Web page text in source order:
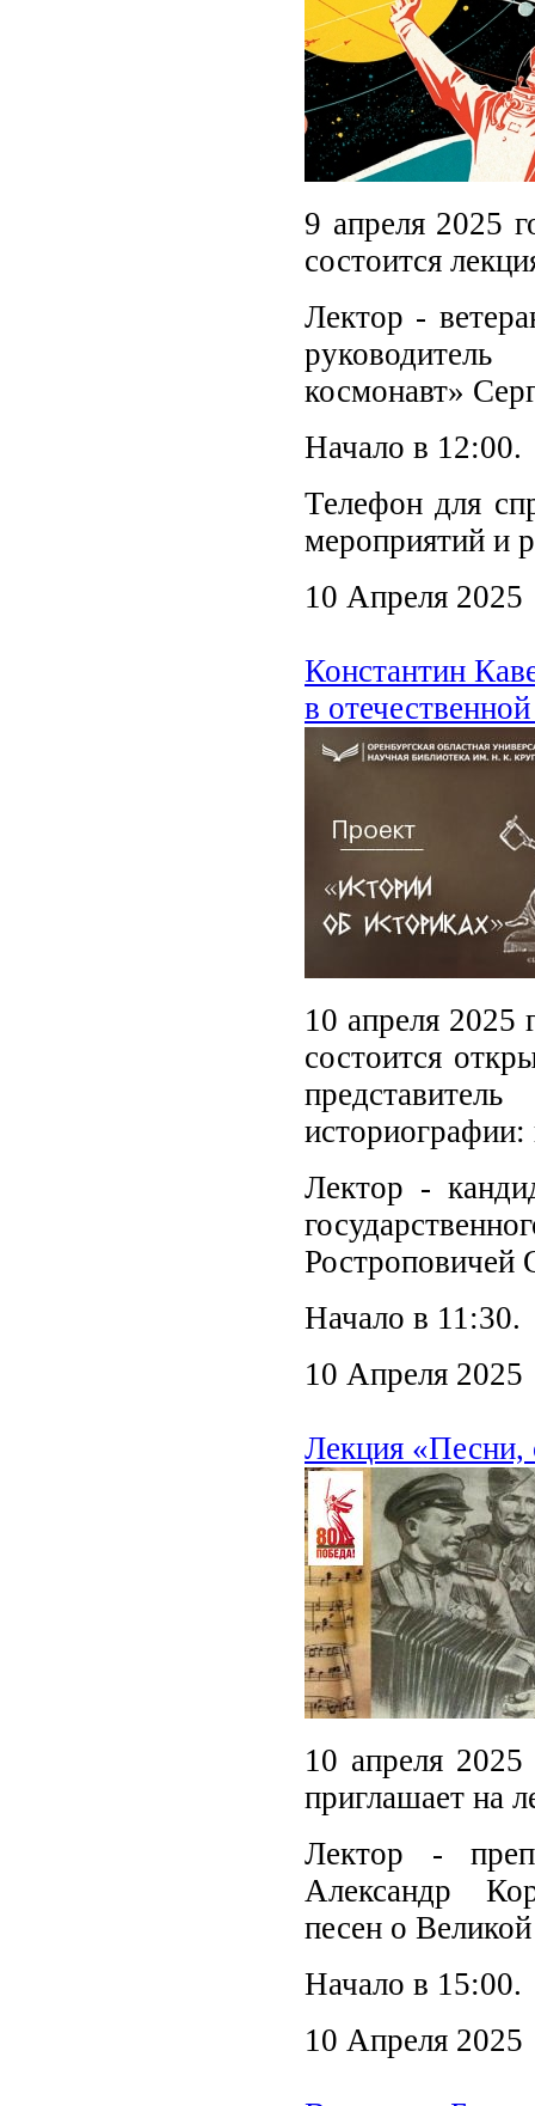
9 апреля 2025
состоится
Лектор -
космонавт»
Начало в 12:00.
Телефон для
мероприятий и
10 Апреля 2025
Константин
в
10 апреля 2025
состоится
Лектор -
Ростроповичей
Начало в 11:30.
10 Апреля 2025
Лекция «Песни,
10 апреля
приглашает на
Лектор -
Александр
песен о
Начало в 15:00.
10 Апреля 2025